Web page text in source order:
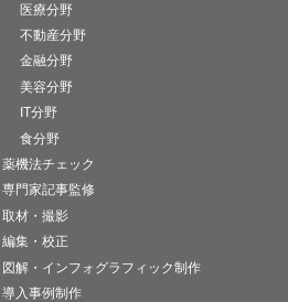
医療分野
不動産分野
金融分野
美容分野
IT分野
食分野
薬機法チェック
専門家記事監修
取材・撮影
編集・校正
図解・インフォグラフィック制作
導入事例制作